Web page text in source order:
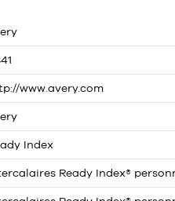
www.avery.com
Index
Ready Index®